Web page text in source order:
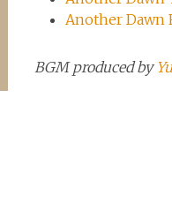
Another Dawn
BGM produced by